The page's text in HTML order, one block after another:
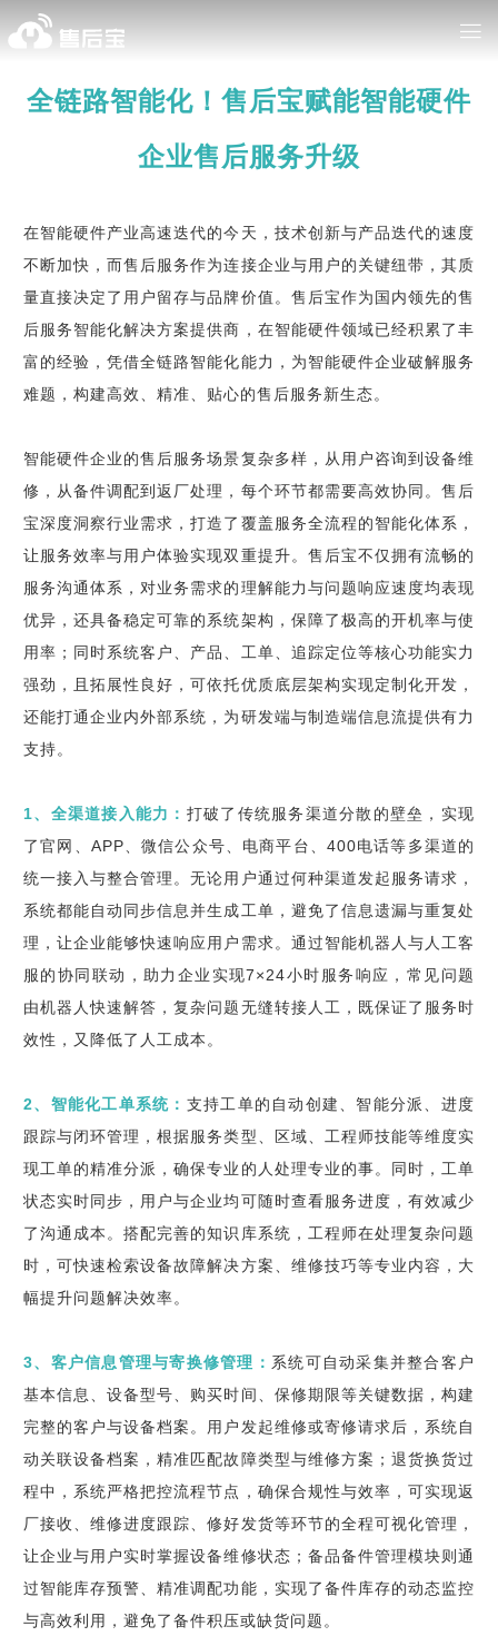
全链路智能化！售后宝赋能智能硬件
企业售后服务升级
在智能硬件产业高速迭代的今天，技术创新与产品迭代的速度
不断加快，而售后服务作为连接企业与用户的关键纽带，其质
量直接决定了用户留存与品牌价值。售后宝作为国内领先的售
后服务智能化解决方案提供商，在智能硬件领域已经积累了丰
富的经验，凭借全链路智能化能力，为智能硬件企业破解服务
难题，构建高效、精准、贴心的售后服务新生态。
智能硬件企业的售后服务场景复杂多样，从用户咨询到设备维
修，从备件调配到返厂处理，每个环节都需要高效协同。售后
宝深度洞察行业需求，打造了覆盖服务全流程的智能化体系，
让服务效率与用户体验实现双重提升。售后宝不仅拥有流畅的
服务沟通体系，对业务需求的理解能力与问题响应速度均表现
优异，还具备稳定可靠的系统架构，保障了极高的开机率与使
用率；同时系统客户、产品、工单、追踪定位等核心功能实力
强劲，且拓展性良好，可依托优质底层架构实现定制化开发，
还能打通企业内外部系统，为研发端与制造端信息流提供有力
支持。
1、全渠道接入能力： 打破了传统服务渠道分散的壁垒，实现
了官网、APP、微信公众号、电商平台、400电话等多渠道的
统一接入与整合管理。无论用户通过何种渠道发起服务请求，
系统都能自动同步信息并生成工单，避免了信息遗漏与重复处
理，让企业能够快速响应用户需求。通过智能机器人与人工客
服的协同联动，助力企业实现7×24小时服务响应，常见问题
由机器人快速解答，复杂问题无缝转接人工，既保证了服务时
效性，又降低了人工成本。
2、智能化工单系统： 支持工单的自动创建、智能分派、进度
跟踪与闭环管理，根据服务类型、区域、工程师技能等维度实
现工单的精准分派，确保专业的人处理专业的事。同时，工单
状态实时同步，用户与企业均可随时查看服务进度，有效减少
了沟通成本。搭配完善的知识库系统，工程师在处理复杂问题
时，可快速检索设备故障解决方案、维修技巧等专业内容，大
幅提升问题解决效率。
3、客户信息管理与寄换修管理： 系统可自动采集并整合客户
基本信息、设备型号、购买时间、保修期限等关键数据，构建
完整的客户与设备档案。用户发起维修或寄修请求后，系统自
动关联设备档案，精准匹配故障类型与维修方案；退货换货过
程中，系统严格把控流程节点，确保合规性与效率，可实现返
厂接收、维修进度跟踪、修好发货等环节的全程可视化管理，
让企业与用户实时掌握设备维修状态；备品备件管理模块则通
过智能库存预警、精准调配功能，实现了备件库存的动态监控
与高效利用，避免了备件积压或缺货问题。